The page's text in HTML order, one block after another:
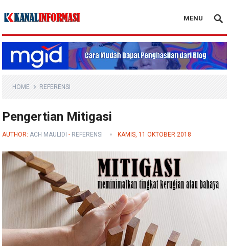
Blog Kanal Info
MENU
HOME REFERENSI
Pengertian Mitigasi
AUTHOR:ACH MAULIDI - REFERENSI KAMIS, 11 OKTOBER 2018